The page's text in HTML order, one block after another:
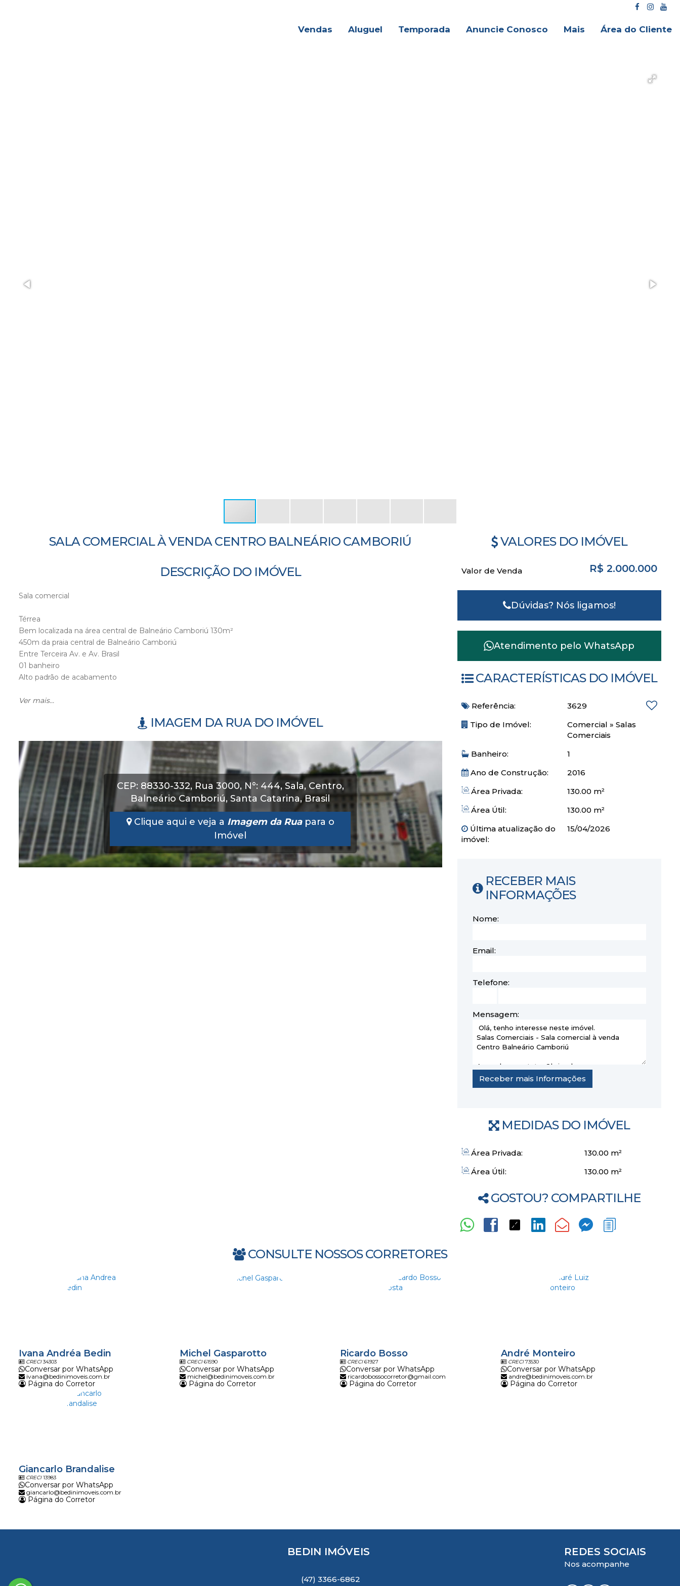
Área do Cliente
Mais
Anuncie Conosco
Temporada
Aluguel
Vendas
SALA COMERCIAL À VENDA CENTRO BALNEÁRIO CAMBORIÚ
DESCRIÇÃO DO IMÓVEL
Sala comercial
Térrea
Bem localizada na área central de Balneário Camboriú 130m²
450m da praia central de Balneário Camboriú
Entre Terceira Av. e Av. Brasil
01 banheiro
Alto padrão de acabamento
Ver mais...
IMAGEM DA RUA DO IMÓVEL
CEP: 88330-332, Rua 3000, N°:444, Sala, Centro,
Balneário Camboriú,Santa Catarina,Brasil
Clique aqui e veja a Imagem da Ruapara o
Imóvel
VALORES DO IMÓVEL
R$ 2.000.000
Valor de Venda
Dúvidas? Nós ligamos!
Atendimento peloWhatsApp
CARACTERÍSTICAS DO IMÓVEL
Referência:
3629
Tipo de Imóvel:
Comercial » Salas
Comerciais
Banheiro:
1
Ano de Construção:
2016
Área Privada:
130.00 m²
Área Útil:
130.00 m²
Última atualização do
imóvel:
15/04/2026
RECEBER MAIS
INFORMAÇÕES
Nome:
Email:
Telefone:
Mensagem:
MEDIDAS DO IMÓVEL
Área Privada: 130.00 m²
Área Útil:
130.00 m²
GOSTOU? COMPARTILHE
CONSULTE NOSSOS CORRETORES
Ivana Andréa Bedin
CRECI34303
Conversar por WhatsApp
ivana@bedinimoveis.com.br
Página do Corretor
Michel Gasparotto
CRECI61590
Conversar por WhatsApp
michel@bedinimoveis.com.br
Página do Corretor
Ricardo Bosso
CRECI61927
Conversar por WhatsApp
ricardobossocorretor@gmail.com
Página do Corretor
André Monteiro
CRECI73530
Conversar por WhatsApp
andre@bedinimoveis.com.br
Página do Corretor
Giancarlo Brandalise
CRECI13983
Conversar por WhatsApp
giancarlo@bedinimoveis.com.br
Página do Corretor
BEDIN IMÓVEIS
(47) 3366-6862
REDES SOCIAIS
Nos acompanhe